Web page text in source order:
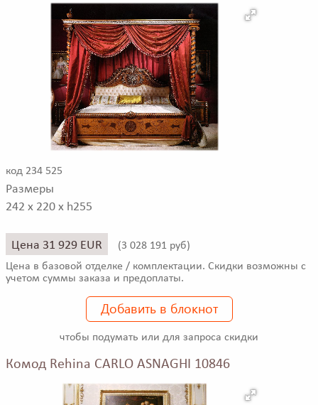
код 234 525
Размеры
242 x 220 x h255
Цена 31 929 EUR (3 028 191 руб)
Цена в базовой отделке / комплектации. Скидки возможны с
учетом суммы заказа и предоплаты.
Добавить в блокнот
чтобы подумать или для запроса скидки
Комод Rehina CARLO ASNAGHI 10846